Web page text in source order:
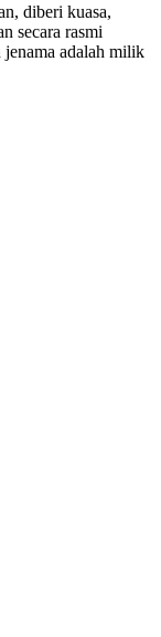
diberi kuasa,
secara rasmi
adalah milik